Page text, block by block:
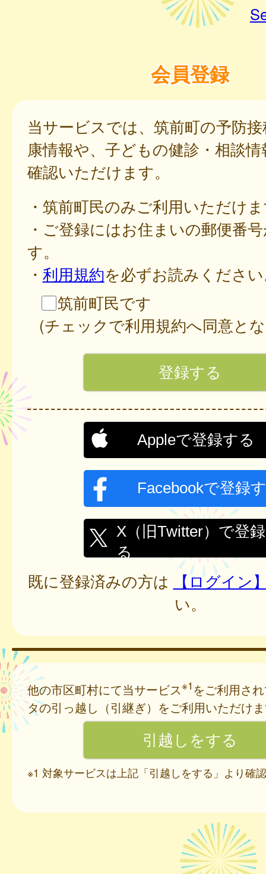
会員登録
当サービスでは、筑前町の予防
康情報や、子どもの健診・相談
確認いただけます。
・筑前町民のみご利用いただけ
・ご登録にはお住まいの郵便番
す。
・ 利用規約を必ずお読みくださ
筑前町民です
(チェックで利用規約へ同意と
Appleで登録する
Facebookで登録
X（旧Twitter）で登
る
既に登録済みの方は
【ログイン
い。
他の市区町村にて当サービス※1 をご利用さ
タの引っ越し（引継ぎ）をご利用いただけ
※1 対象サービスは上記「引越しをする」より確